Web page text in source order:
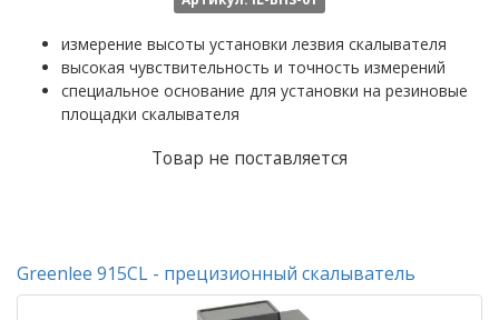
измерение высоты установки лезвия скалывателя
высокая чувствительность и точность измерений
специальное основание для установки на резиновые
площадки скалывателя
Товар не поставляется
Greenlee 915CL - прецизионный скалыватель